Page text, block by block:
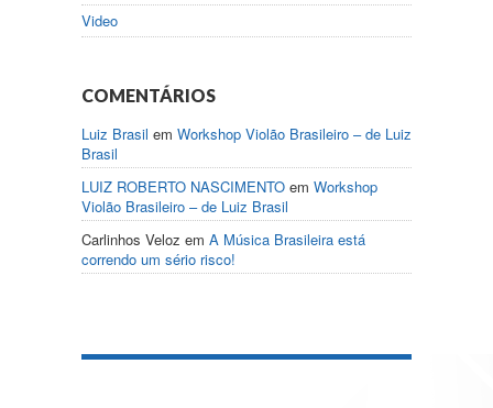
Video
COMENTÁRIOS
Luiz Brasil em Workshop Violão Brasileiro – de Luiz
Brasil
LUIZ ROBERTO NASCIMENTO em Workshop
Violão Brasileiro – de Luiz Brasil
Carlinhos Veloz em A Música Brasileira está
correndo um sério risco!